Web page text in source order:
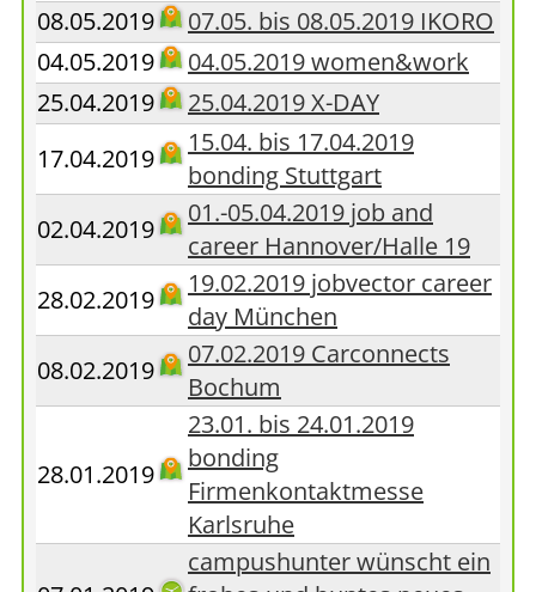
08.05.2019
07.05. bis 08.05.2019 IKORO
04.05.2019
04.05.2019 women&work
25.04.2019
25.04.2019 X-DAY
17.04.2019
15.04. bis 17.04.2019
bonding Stuttgart
02.04.2019
01.-05.04.2019 job and
career Hannover/Halle 19
28.02.2019
19.02.2019 jobvector career
day München
08.02.2019
07.02.2019 Carconnects
Bochum
28.01.2019
23.01. bis 24.01.2019
bonding
Firmenkontaktmesse
Karlsruhe
campushunter wünscht ein